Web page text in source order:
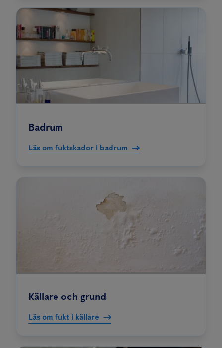
Badrum
Läs om fuktskador i badrum
Källare och grund
Läs om fukt i källare